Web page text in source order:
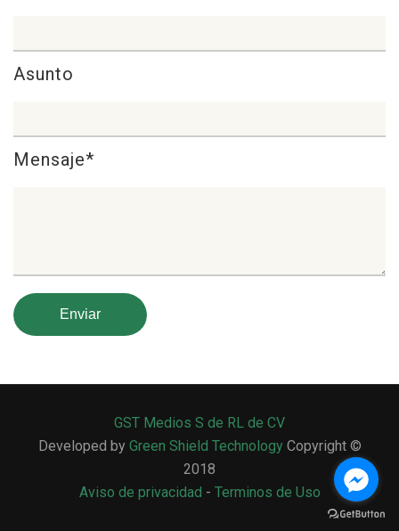
Asunto
Mensaje*
GST Medios S de RL de CV
Developed by Green Shield Technology Copyright ©
2018
Aviso de privacidad - Terminos de Uso